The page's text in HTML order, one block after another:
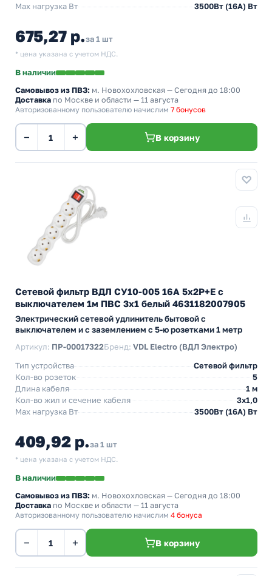
Max нагрузка Вт
3500Вт (16А) Вт
675,27 р.за 1 шт
* цена указана с учетом НДС.
В наличии
Самовывоз из ПВЗ: м. Новохохловская — Сегодня до 18:00
Доставка по Москве и области — 11 августа
Авторизованному пользователю начислим 7 бонусов
− + В корзину
Сетевой фильтр ВДЛ СУ10-005 16А 5х2P+E с
выключателем 1м ПВС 3х1 белый 4631182007905
Электрический сетевой удлинитель бытовой с
выключателем и с заземлением с 5-ю розетками 1 метр
Артикул: ПР-00017322Бренд: VDL Electro (ВДЛ Электро)
Тип устройства
Сетевой фильтр
Кол-во розеток
5
Длина кабеля
1 м
Кол-во жил и сечение кабеля
3х1,0
Max нагрузка Вт
3500Вт (16А) Вт
409,92 р.за 1 шт
* цена указана с учетом НДС.
В наличии
Самовывоз из ПВЗ: м. Новохохловская — Сегодня до 18:00
Доставка по Москве и области — 11 августа
Авторизованному пользователю начислим 4 бонуса
− + В корзину